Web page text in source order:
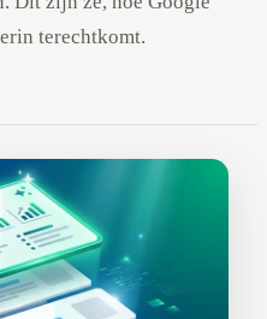
terechtkomt.